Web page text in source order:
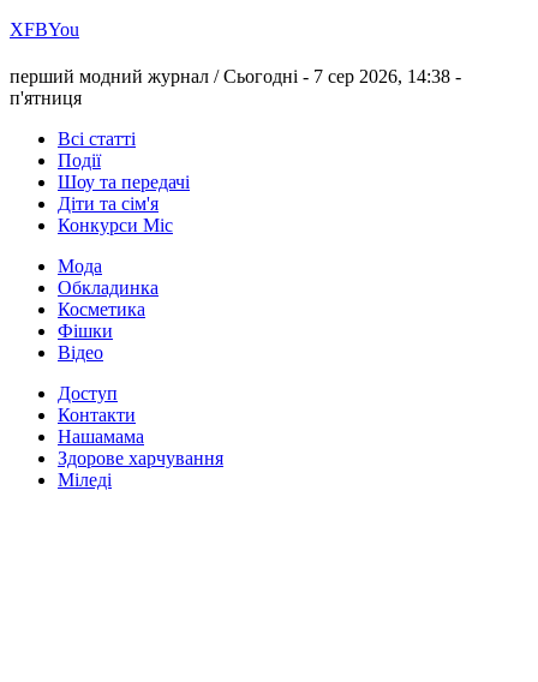
ХFBYou
перший модний журнал /Сьогодні - 7 сер 2026, 14:38 -
п'ятниця
Всі статті
Події
Шоу та передачі
Діти та сім'я
Конкурси Міс
Мода
Обкладинка
Косметика
Фішки
Відео
Доступ
Контакти
Нашамама
Здорове харчування
Міледі